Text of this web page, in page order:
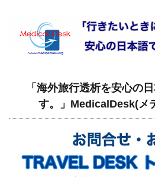
「海外旅行透析を安心の
す。」MedicalDesk(メ